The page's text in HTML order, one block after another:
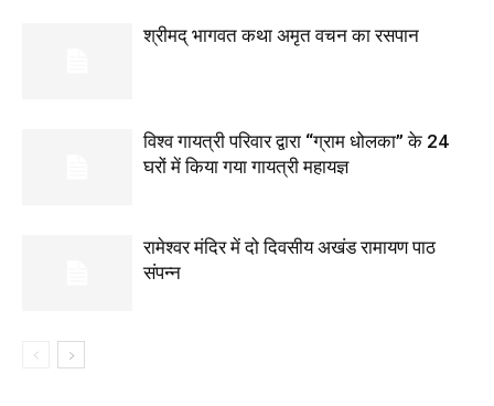
श्रीमद् भागवत कथा अमृत वचन का रसपान
विश्व गायत्री परिवार द्वारा “ग्राम धोलका” के 24
घरों में किया गया गायत्री महायज्ञ
रामेश्वर मंदिर में दो दिवसीय अखंड रामायण पाठ
संपन्न